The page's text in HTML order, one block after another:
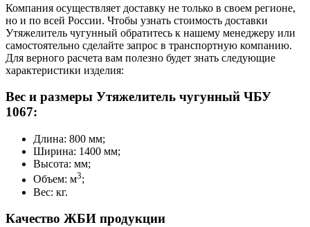
Компания осуществляет доставку не только в своем регионе,
но и по всей России. Чтобы узнать стоимость доставки
Утяжелитель чугунный обратитесь к нашему менеджеру или
самостоятельно сделайте запрос в транспортную компанию.
Для верного расчета вам полезно будет знать следующие
характеристики изделия:
Вес и размеры Утяжелитель чугунный ЧБУ
1067:
Длина: 800 мм;
Ширина: 1400 мм;
Высота: мм;
Объем: м3;
Вес: кг.
Качество ЖБИ продукции